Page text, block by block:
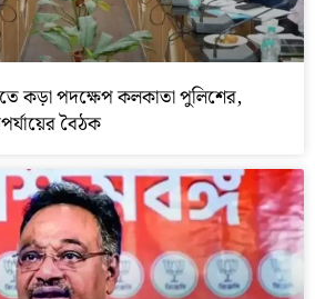
কড়া পদক্ষেপ কলকাতা পুলিশের,
বৈঠক